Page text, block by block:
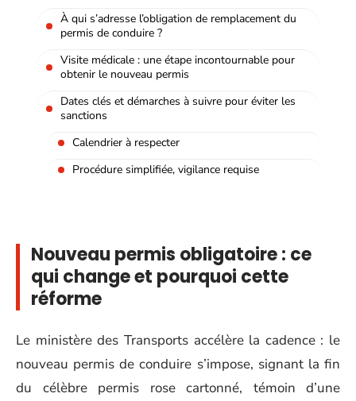
À qui s’adresse l’obligation de remplacement du
permis de conduire ?
Visite médicale : une étape incontournable pour
obtenir le nouveau permis
Dates clés et démarches à suivre pour éviter les
sanctions
Calendrier à respecter
Procédure simplifiée, vigilance requise
Nouveau permis obligatoire : ce
qui change et pourquoi cette
réforme
Le ministère des Transports accélère la cadence : le
nouveau permis de conduire s’impose, signant la fin
du célèbre permis rose cartonné, témoin d’une